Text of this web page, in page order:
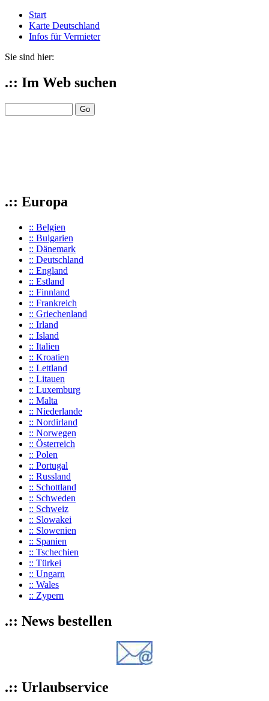
Start
Karte Deutschland
Infos für Vermieter
Sie sind hier:
.:: Im Web suchen
.:: Europa
:: Belgien
:: Bulgarien
:: Dänemark
:: Deutschland
:: England
:: Estland
:: Finnland
:: Frankreich
:: Griechenland
:: Irland
:: Island
:: Italien
:: Kroatien
:: Lettland
:: Litauen
:: Luxemburg
:: Malta
:: Niederlande
:: Nordirland
:: Norwegen
:: Österreich
:: Polen
:: Portugal
:: Russland
:: Schottland
:: Schweden
:: Schweiz
:: Slowakei
:: Slowenien
:: Spanien
:: Tschechien
:: Türkei
:: Ungarn
:: Wales
:: Zypern
.:: News bestellen
.:: Urlaubservice